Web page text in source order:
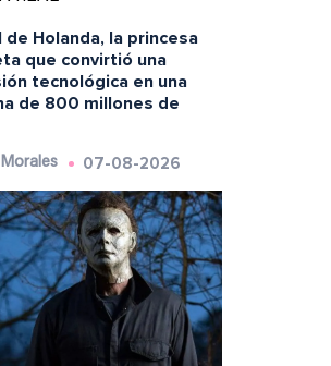
de Holanda, la princesa
que convirtió una
tecnológica en una
de 800 millones de
07-08-2026